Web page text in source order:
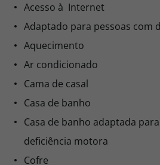
Acesso à Internet
Adaptado para pessoas com
Aquecimento
Ar condicionado
Cama de casal
Casa de banho
Casa de banho adaptada
deficiência motora
Cofre